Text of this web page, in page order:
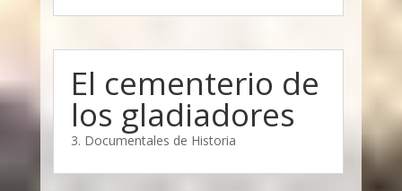
El cementerio de
los gladiadores
3. Documentales de Historia